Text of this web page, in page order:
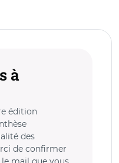
à
édition
des
de confirmer